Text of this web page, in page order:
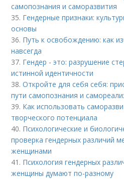
самопознания и саморазвития
35. Гендерные признаки:
основы
36. Путь к освобождению: как
навсегда
37. Гендер - это: разрушение
истинной идентичности
38.Откройте для себя себя:
пути самопознания и
39. Как использовать
творческого потенциала
40. Психологические и
проверка гендерных различий
женщинами
41. Психология гендерных
женщины думают по-разному